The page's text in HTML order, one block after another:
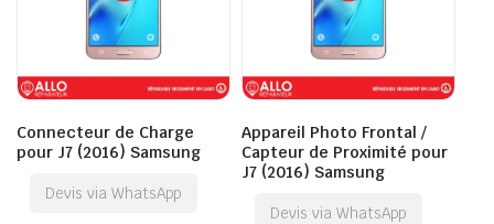
Connecteur de Charge
pour J7 (2016) Samsung
Devis via WhatsApp
Appareil Photo Frontal /
Capteur de Proximité pour
J7 (2016) Samsung
Devis via WhatsApp